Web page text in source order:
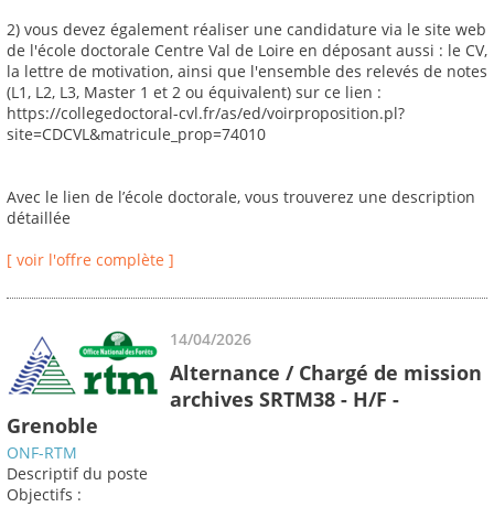
2) vous devez également réaliser une candidature via le site web
de l'école doctorale Centre Val de Loire en déposant aussi : le CV,
la lettre de motivation, ainsi que l'ensemble des relevés de notes
(L1, L2, L3, Master 1 et 2 ou équivalent) sur ce lien :
https://collegedoctoral-cvl.fr/as/ed/voirproposition.pl?
site=CDCVL&matricule_prop=74010
Avec le lien de l’école doctorale, vous trouverez une description
détaillée
[ voir l'offre complète ]
14/04/2026
Alternance / Chargé de mission
archives SRTM38 - H/F -
Grenoble
ONF-RTM
Descriptif du poste
Objectifs :